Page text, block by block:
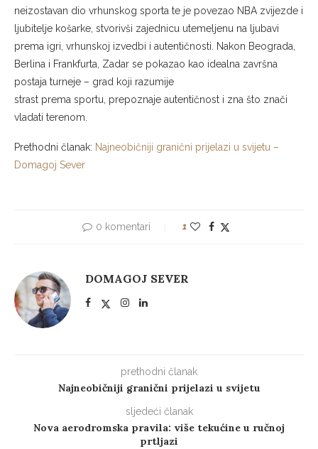
neizostavan dio vrhunskog sporta te je povezao NBA zvijezde i
ljubitelje košarke, stvorivši zajednicu utemeljenu na ljubavi
prema igri, vrhunskoj izvedbi i autentičnosti. Nakon Beograda,
Berlina i Frankfurta, Zadar se pokazao kao idealna završna
postaja turneje – grad koji razumije
strast prema sportu, prepoznaje autentičnost i zna što znači
vladati terenom.
Prethodni članak: Najneobičniji granični prijelazi u svijetu –
Domagoj Sever
0 komentari 1
DOMAGOJ SEVER
prethodni članak
Najneobičniji granični prijelazi u svijetu
sljedeći članak
Nova aerodromska pravila: više tekućine u ručnoj
prtljazi